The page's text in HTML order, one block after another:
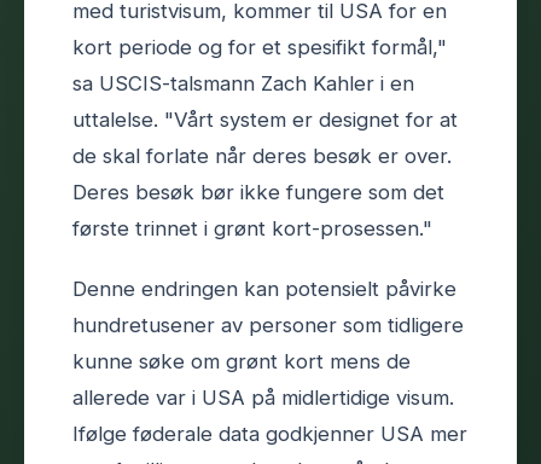
med turistvisum, kommer til USA for en
kort periode og for et spesifikt formål,"
sa USCIS-talsmann Zach Kahler i en
uttalelse. "Vårt system er designet for at
de skal forlate når deres besøk er over.
Deres besøk bør ikke fungere som det
første trinnet i grønt kort-prosessen."
Denne endringen kan potensielt påvirke
hundretusener av personer som tidligere
kunne søke om grønt kort mens de
allerede var i USA på midlertidige visum.
Ifølge føderale data godkjenner USA mer